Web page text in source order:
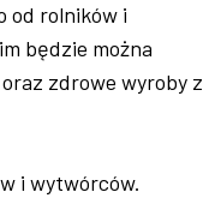
od rolników i
będzie można
zdrowe wyroby z
i wytwórców.